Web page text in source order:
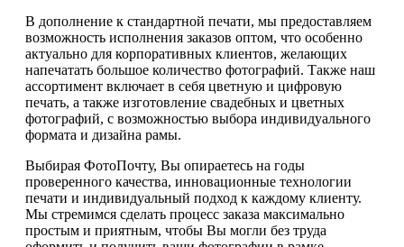
В дополнение к стандартной печати, мы предоставляем
возможность исполнения заказов оптом, что особенно
актуально для корпоративных клиентов, желающих
напечатать большое количество фотографий. Также наш
ассортимент включает в себя цветную и цифровую
печать, а также изготовление свадебных и цветных
фотографий, с возможностью выбора индивидуального
формата и дизайна рамы.
Выбирая ФотоПочту, Вы опираетесь на годы
проверенного качества, инновационные технологии
печати и индивидуальный подход к каждому клиенту.
Мы стремимся сделать процесс заказа максимально
простым и приятным, чтобы Вы могли без труда